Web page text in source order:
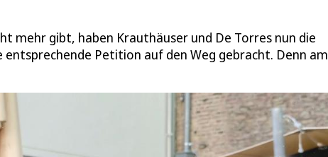
mehr gibt, haben Krauthäuser und De Torres nun die
Petition auf den Weg gebracht. Denn am